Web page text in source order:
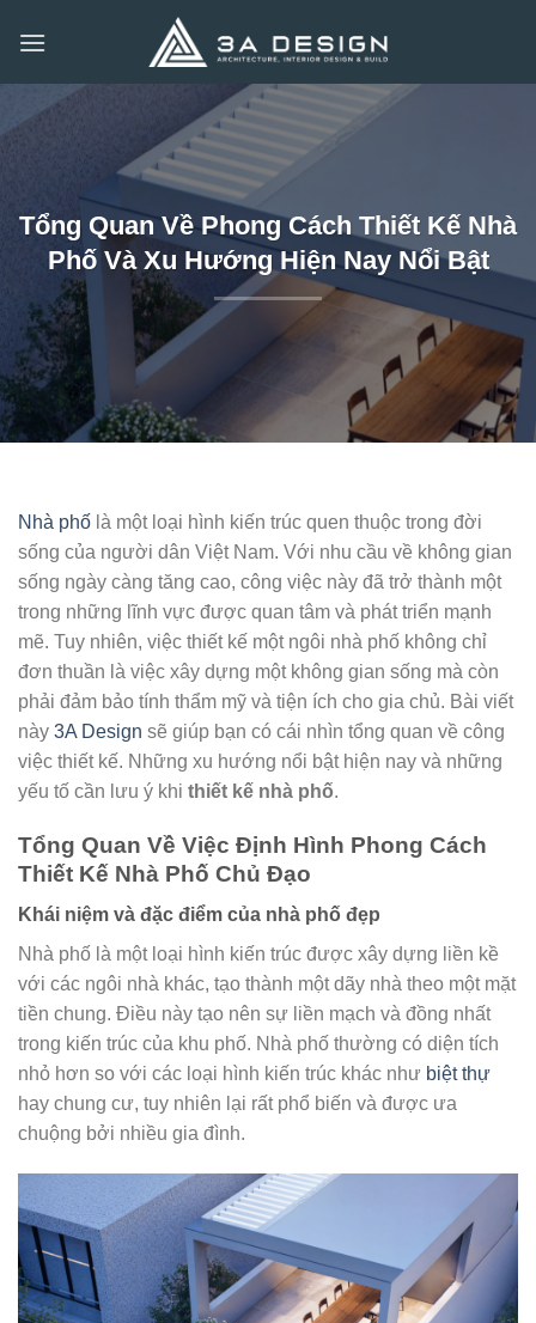
qua
Tổng Quan Về Phong Cách Thiết Kế Nhà
Phố Và Xu Hướng Hiện Nay Nổi Bật
Nhà phố là một loại hình kiến trúc quen thuộc trong đời
sống của người dân Việt Nam. Với nhu cầu về không gian
sống ngày càng tăng cao, công việc này đã trở thành một
trong những lĩnh vực được quan tâm và phát triển mạnh
mẽ. Tuy nhiên, việc thiết kế một ngôi nhà phố không chỉ
đơn thuần là việc xây dựng một không gian sống mà còn
phải đảm bảo tính thẩm mỹ và tiện ích cho gia chủ. Bài viết
này 3A Design sẽ giúp bạn có cái nhìn tổng quan về công
việc thiết kế. Những xu hướng nổi bật hiện nay và những
yếu tố cần lưu ý khi thiết kế nhà phố.
Tổng Quan Về Việc Định Hình Phong Cách
Thiết Kế Nhà Phố Chủ Đạo
Khái niệm và đặc điểm của nhà phố đẹp
Nhà phố là một loại hình kiến trúc được xây dựng liền kề
với các ngôi nhà khác, tạo thành một dãy nhà theo một mặt
tiền chung. Điều này tạo nên sự liền mạch và đồng nhất
trong kiến trúc của khu phố. Nhà phố thường có diện tích
nhỏ hơn so với các loại hình kiến trúc khác như biệt thự
hay chung cư, tuy nhiên lại rất phổ biến và được ưa
chuộng bởi nhiều gia đình.